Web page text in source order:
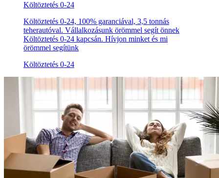
Költöztetés 0-24
Költöztetés 0-24, 100% garanciával, 3,5 tonnás
teherautóval. Vállalkozásunk örömmel segít önnek
Költöztetés 0-24 kapcsán. Hívjon minket és mi
örömmel segítünk
Költöztetés 0-24